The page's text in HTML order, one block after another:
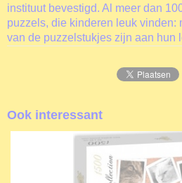
instituut bevestigd. Al meer dan
puzzels, die kinderen leuk vinden:
van de puzzelstukjes zijn aan hun
Ook interessant